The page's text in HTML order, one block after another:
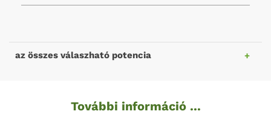
az összes válaszható potencia
További információ ...